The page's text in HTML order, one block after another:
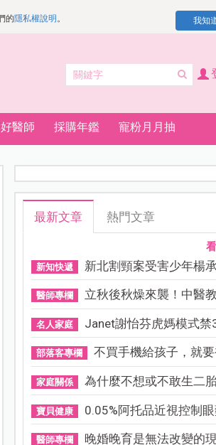
的隱私權說明 。 我知
醫師 採購年鑑 寵粉月月抽
最新文章 熱門文章
新知快遞 新北割頸案受害少年楊
醫師專欄 立秋後秋燥來襲！中醫
名人家庭 Janet謝怡芬虎媽模式禁3C
部落客專欄 不買手機給孩子，就要被
家庭關係 為什麼不想或不敢生二胎
寶貝健康 0.05%阿托品近視控制眼藥
醫師專欄 晚婚晚育是無法改變的